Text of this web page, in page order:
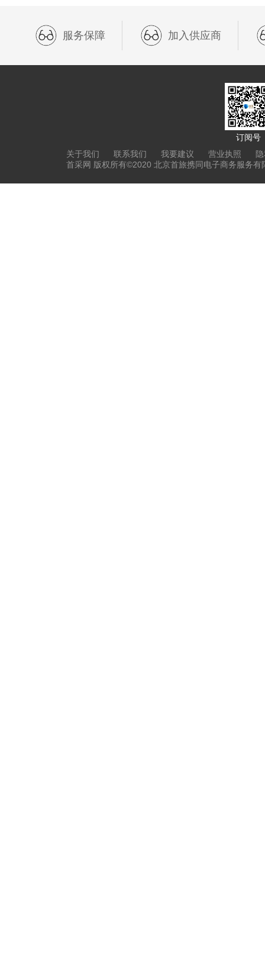
服务保障 加入供应商
订阅号
关于我们
联系我们 我要建议 营业执照
首采网 版权所有©2020 北京首旅携同电子商务服务有